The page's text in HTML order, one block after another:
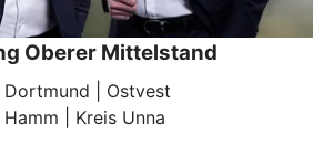
Oberer Mittelstand
Dortmund | Ostvest
| Kreis Unna